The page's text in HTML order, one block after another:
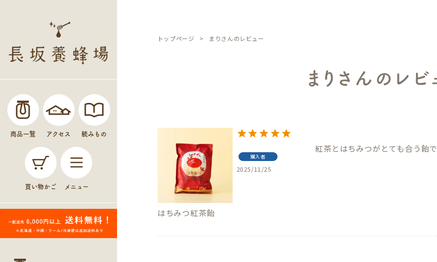
商品一覧 アクセス 読みもの
買い物かご メニュー
トップページ まりさんのレビュー
まりさんのレビ
はちみつ紅茶飴
購入者
2025/11/25
紅茶とはちみつがとても合う飴